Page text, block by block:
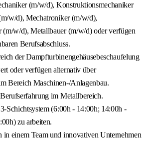
(m/w/d), Konstruktionsmechaniker
w/d), Mechatroniker (m/w/d),
(m/w/d), Metallbauer (m/w/d) oder verfügen
Berufsabschluss.
der Dampfturbinengehäusebeschaufelung
oder verfügen alternativ über
Bereich Maschinen-/Anlagenbau.
im Metallbereich.
Schichtsystem (6:00h - 14:00h; 14:00h -
zu arbeiten.
einem Team und innovativen Unternehmen